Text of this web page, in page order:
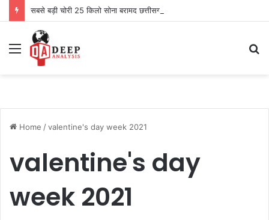
सबसे बड़ी चोरी 25 किलो सोना बरामद छत्तीसगढ़ से दो को पकड़ा
Menu
Home /valentine's day week 2021
valentine's day
week 2021